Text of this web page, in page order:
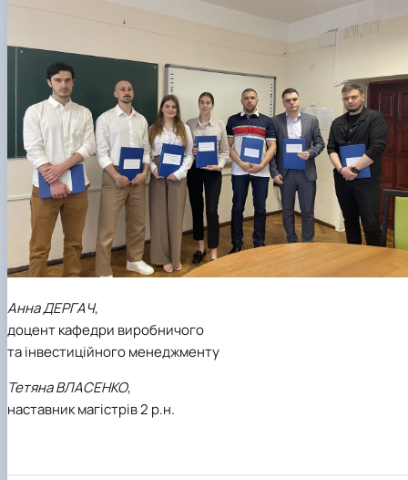
Анна ДЕРГАЧ,
доцент кафедри виробничого
та інвестиційного менеджменту
Тетяна ВЛАСЕНКО,
наставник магістрів 2 р.н.